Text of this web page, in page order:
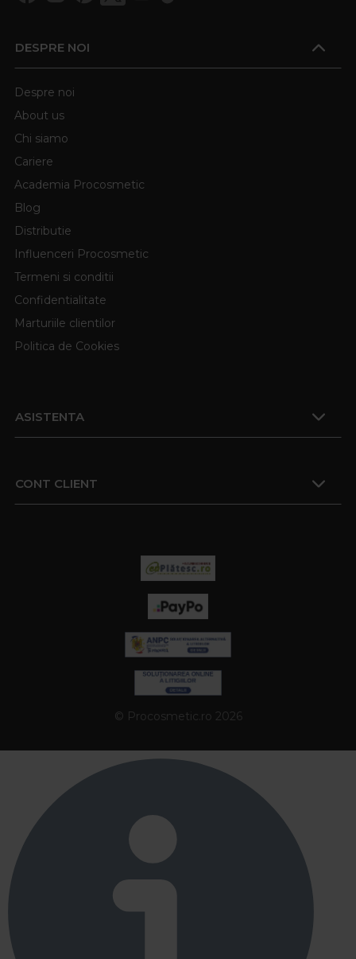
DESPRE NOI
Despre noi
About us
Chi siamo
Cariere
Academia Procosmetic
Blog
Distributie
Influenceri Procosmetic
Termeni si conditii
Confidentialitate
Marturiile clientilor
Politica de Cookies
ASISTENTA
CONT CLIENT
© Procosmetic.ro 2026